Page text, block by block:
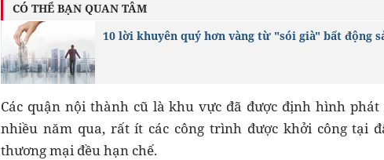
CÓ THỂ BẠN QUAN TÂM
10 lời khuyên quý hơn vàng từ "sói già" bất động
Các quận nội thành cũ là khu vực đã được định hình
nhiều năm qua, rất ít các công trình được khởi công tại
thương mại đều hạn chế.